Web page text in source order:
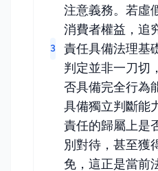
3
注意義務。若虛
消費者權益，追
責任具備法理基
判定並非一刀切
否具備完全行為
具備獨立判斷能
責任的歸屬上是
別對待，甚至獲
免，這正是當前